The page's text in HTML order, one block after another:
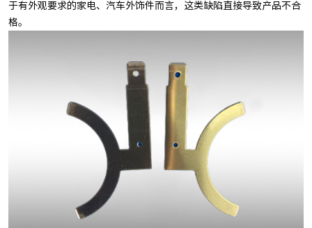
于有外观要求的家电、汽车外饰件而言，这类缺陷直接导致产品不合
格。